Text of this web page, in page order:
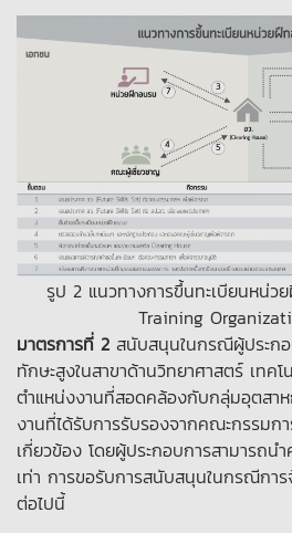
รูป 2 แนวทางการขึ้นทะเบียนหน่ว
Training
มาตรการที่ 2 สนับสนุนในกรณีผู้ประก
ทักษะสูงในสาขาด้านวิทยาศาสตร์ เทค
ตำแหน่งงานที่สอดคล้องกับกลุ่มอุตสา
งานที่ได้รับการรับรองจากคณะกรรมก
เกี่ยวข้อง โดยผู้ประกอบการสามารถนำ
เท่า การขอรับการสนับสนุนในกรณีกา
ต่อไปนี้